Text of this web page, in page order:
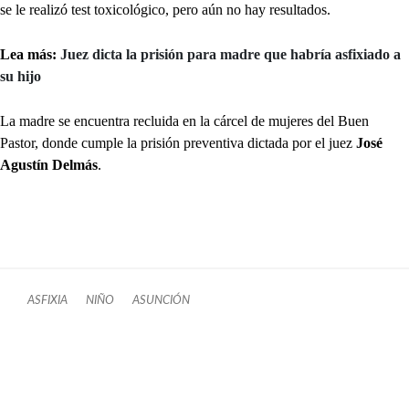
se le realizó test toxicológico, pero aún no hay resultados.
Lea más: Juez dicta la prisión para madre que habría asfixiado a
su hijo
La madre se encuentra recluida en la cárcel de mujeres del Buen
Pastor, donde cumple la prisión preventiva dictada por el juez José
Agustín Delmás.
ASFIXIA NIÑO ASUNCIÓN